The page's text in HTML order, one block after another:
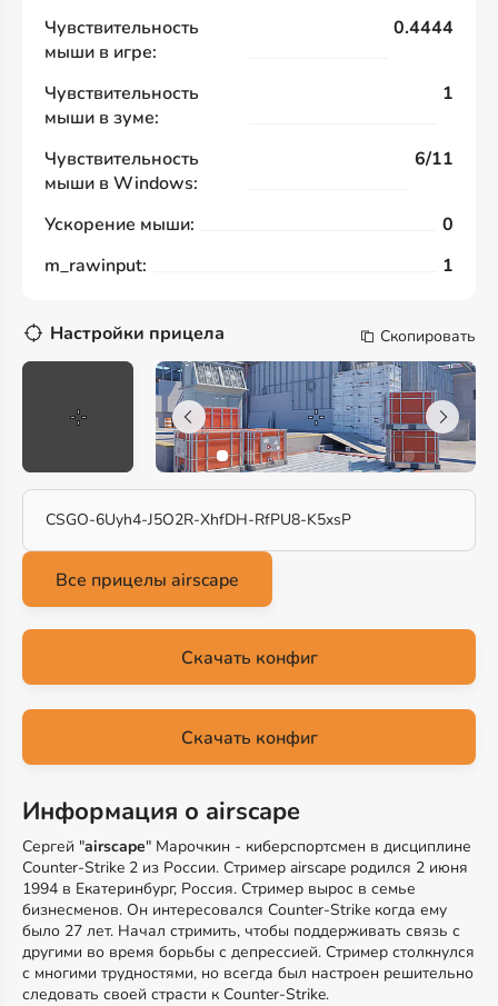
Чувствительность
мыши в игре:
0.4444
Чувствительность
мыши в зуме:
1
Чувствительность
мыши в Windows:
6/11
Ускорение мыши:
0
m_rawinput:
1
Настройки прицела Скопировать
CSGO-6Uyh4-J5O2R-XhfDH-RfPU8-K5xsP
Скачать конфиг
Скачать конфиг
Информация о airscape
Сергей "airscape" Марочкин - киберспортсмен в дисциплине
Counter-Strike 2 из России. Стример airscape родился 2 июня
1994 в Екатеринбург, Россия. Стример вырос в семье
бизнесменов. Он интересовался Counter-Strike когда ему
было 27 лет. Начал стримить, чтобы поддерживать связь с
другими во время борьбы с депрессией. Стример столкнулся
с многими трудностями, но всегда был настроен решительно
следовать своей страсти к Counter-Strike.